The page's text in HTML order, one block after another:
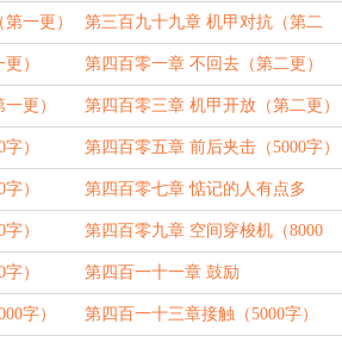
（第二更）
一更） 第三百九十九章 机甲对抗（第二
更）
） 第四百零一章 不回去（第二更）
更） 第四百零三章 机甲开放（第二更）
） 第四百零五章 前后夹击（5000字）
） 第四百零七章 惦记的人有点多
（8000字）
） 第四百零九章 空间穿梭机（8000
字）
） 第四百一十一章 鼓励
字） 第四百一十三章接触（5000字）